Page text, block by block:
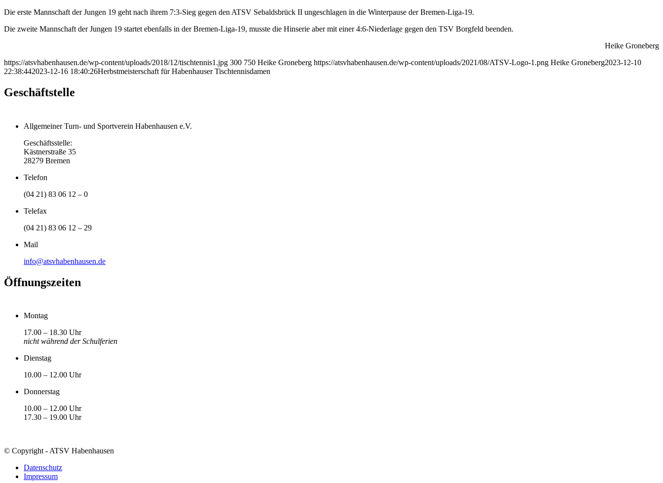
Die erste Mannschaft der Jungen 19 geht nach ihrem 7:3-Sieg gegen den ATSV Sebaldsbrück II ungeschlagen in die Winterpause der Bremen-Liga-19.
Die zweite Mannschaft der Jungen 19 startet ebenfalls in der Bremen-Liga-19, musste die Hinserie aber mit einer 4:6-Niederlage gegen den TSV Borgfeld beenden.
Heike Groneberg
https://atsvhabenhausen.de/wp-content/uploads/2018/12/tischtennis1.jpg 300 750 Heike Groneberg https://atsvhabenhausen.de/wp-content/uploads/2021/08/ATSV-Logo-1.png Heike Groneberg2023-12-10
22:38:442023-12-16 18:40:26Herbstmeisterschaft für Habenhauser Tischtennisdamen
Geschäftstelle
Allgemeiner Turn- und Sportverein Habenhausen e.V.
Geschäftsstelle:
Kästnerstraße 35
28279 Bremen
Telefon
(04 21) 83 06 12 – 0
Telefax
(04 21) 83 06 12 – 29
Mail
info@atsvhabenhausen.de
Öffnungszeiten
Montag
17.00 – 18.30 Uhr
nicht während der Schulferien
Dienstag
10.00 – 12.00 Uhr
Donnerstag
10.00 – 12.00 Uhr
17.30 – 19.00 Uhr
© Copyright - ATSV Habenhausen
Datenschutz
Impressum